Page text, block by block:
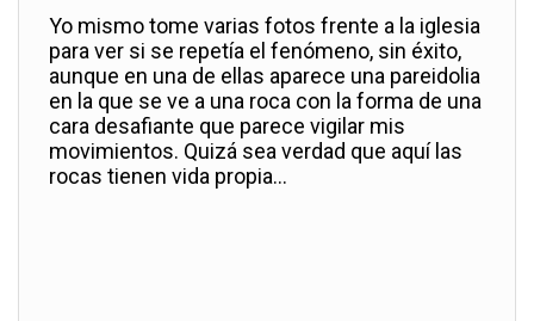
Yo mismo tome varias fotos frente a la iglesia
para ver si se repetía el fenómeno, sin éxito,
aunque en una de ellas aparece una pareidolia
en la que se ve a una roca con la forma de una
cara desafiante que parece vigilar mis
movimientos. Quizá sea verdad que aquí las
rocas tienen vida propia…